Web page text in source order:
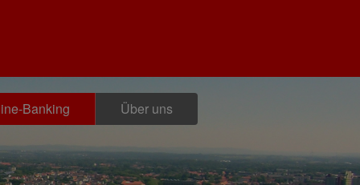
Banking Über uns